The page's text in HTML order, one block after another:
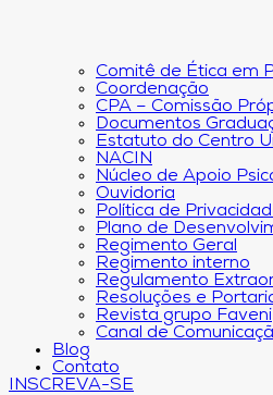
Comitê de Ética em
Coordenação
CPA – Comissão
Documentos
Estatuto do Centro
NACIN
Núcleo de Apoio
Ouvidoria
Política de
Plano de
Regimento Geral
Regimento interno
Regulamento
Resoluções e
Revista grupo Faveni
Canal de
Blog
Contato
INSCREVA-SE